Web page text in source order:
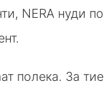
NERA нуди по
полека. За тие